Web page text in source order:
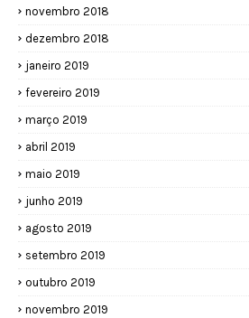
novembro 2018
dezembro 2018
janeiro 2019
fevereiro 2019
março 2019
abril 2019
maio 2019
junho 2019
agosto 2019
setembro 2019
outubro 2019
novembro 2019